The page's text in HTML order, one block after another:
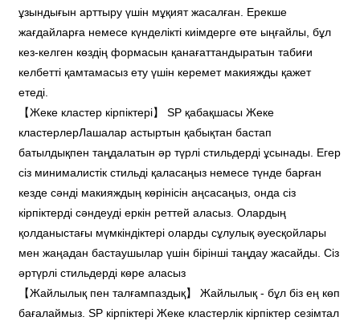
ұзындығын арттыру үшін мұқият жасалған. Ерекше
жағдайларға немесе күнделікті киімдерге өте ыңғайлы, бұл
кез-келген көздің формасын қанағаттандыратын табиғи
келбетті қамтамасыз ету үшін керемет макияжды қажет
етеді.
【Жеке кластер кірпіктері】 SP қабақшасы Жеке
кластерлерЛашалар астыртын қабықтан бастап
батылдықпен таңдалатын әр түрлі стильдерді ұсынады. Егер
сіз минималистік стильді қаласаңыз немесе түнде барған
кезде сәнді макияждың көрінісін аңсасаңыз, онда сіз
кірпіктерді сәндеуді еркін реттей аласыз. Олардың
қолданыстағы мүмкіндіктері оларды сұлулық әуесқойлары
мен жаңадан бастаушылар үшін бірінші таңдау жасайды. Сіз
әртүрлі стильдерді көре аласыз
【Жайлылық пен талғампаздық】 Жайлылық - бұл біз ең көп
бағалаймыз. SP кірпіктері Жеке кластерлік кірпіктер сезімтал